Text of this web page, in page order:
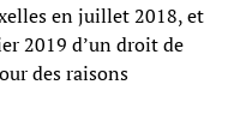
en juillet 2018, et
2019 d’un droit de
des raisons